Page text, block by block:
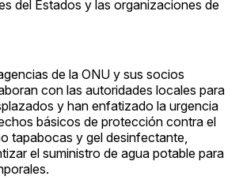
del Estados y las organizaciones de
de la ONU y sus socios
con las autoridades locales para
y han enfatizado la urgencia
básicos de protección contra el
tapabocas y gel desinfectante,
el suministro de agua potable para